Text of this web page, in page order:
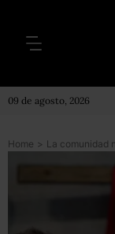
09 de agosto, 2026
Home >